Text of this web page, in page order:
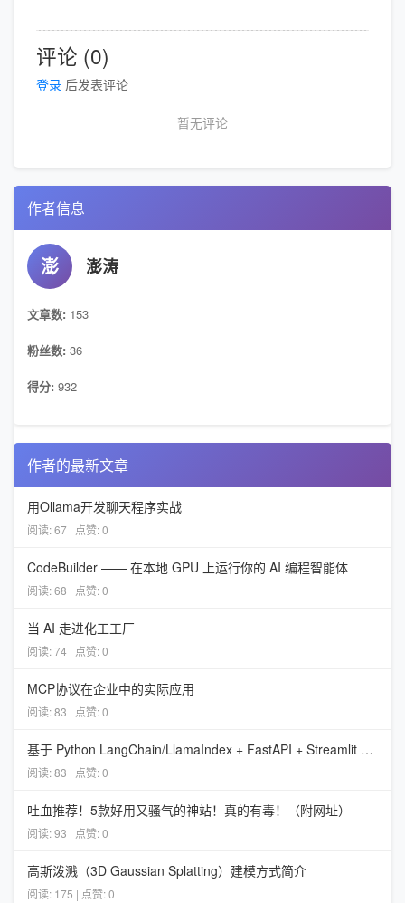
评论 (0)
登录 后发表评论
暂无评论
作者信息
澎 澎涛
文章数: 153
粉丝数: 36
得分: 932
作者的最新文章
用Ollama开发聊天程序实战
阅读: 67 | 点赞: 0
CodeBuilder —— 在本地 GPU 上运行你的 AI 编程智能体
阅读: 68 | 点赞: 0
当 AI 走进化工工厂
阅读: 74 | 点赞: 0
MCP协议在企业中的实际应用
阅读: 83 | 点赞: 0
基于 Python LangChain/LlamaIndex + FastAPI + Streamlit + Ollama 构建企业离线内网 RAG 知识问答系统
阅读: 83 | 点赞: 0
吐血推荐！5款好用又骚气的神站！真的有毒！（附网址）
阅读: 93 | 点赞: 0
高斯泼溅（3D Gaussian Splatting）建模方式简介
阅读: 175 | 点赞: 0